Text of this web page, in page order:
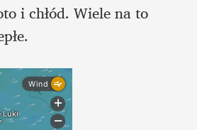
i chłód. Wiele na to